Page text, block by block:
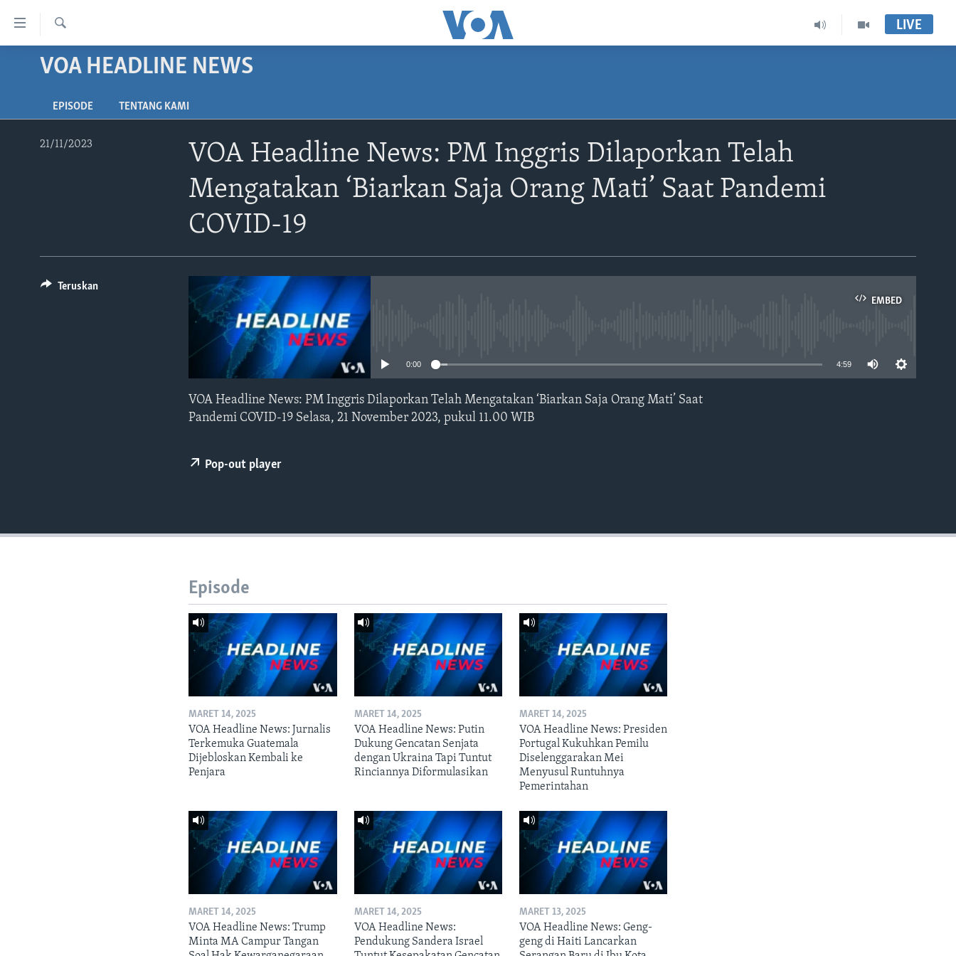
Akses
Konten
Pencarian
BERANDA
VIDEO
POLYGRAPH
LIVE
VOA HEADLINE NEWS
EPISODE TENTANG KAMI
VOA Headline News: PM Inggris Dilaporkan Telah
Mengatakan ‘Biarkan Saja Orang Mati’ Saat Pandemi
COVID-19
21/11/2023
EMBED
0:00 4:59
VOA Headline News: PM Inggris Dilaporkan Telah Mengatakan ‘Biarkan Saja Orang Mati’ Saat
Pandemi COVID-19 Selasa, 21 November 2023, pukul 11.00 WIB
Pop-out player
Teruskan
Episode
MARET 14, 2025
VOA Headline News: Jurnalis
Terkemuka Guatemala
Dijebloskan Kembali ke
Penjara
MARET 14, 2025
VOA Headline News: Putin
Dukung Gencatan Senjata
dengan Ukraina Tapi Tuntut
Rinciannya Diformulasikan
MARET 14, 2025
VOA Headline News: Presiden
Portugal Kukuhkan Pemilu
Diselenggarakan Mei
Menyusul Runtuhnya
Pemerintahan
MARET 14, 2025
VOA Headline News: Trump
Minta MA Campur Tangan
MARET 14, 2025
VOA Headline News:
Pendukung Sandera Israel
MARET 13, 2025
VOA Headline News: Geng-
geng di Haiti Lancarkan